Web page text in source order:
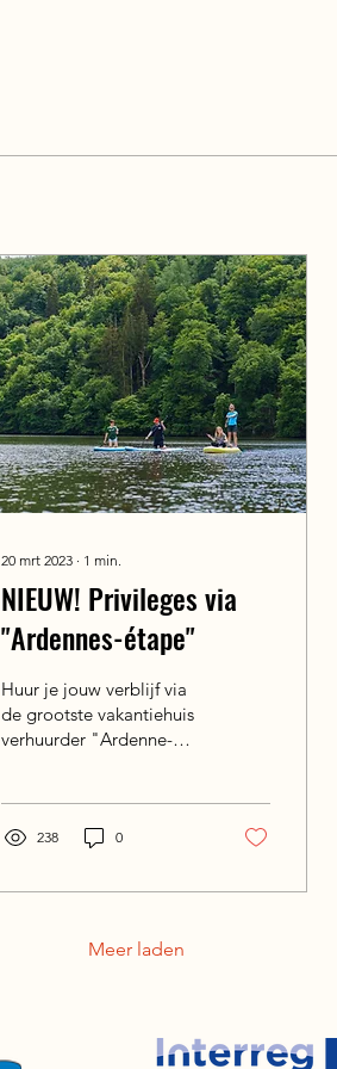
20 mrt 2023 ∙ 1 min.
NIEUW! Privileges via
"Ardennes-étape"
Huur je jouw verblijf via
de grootste vakantiehuis
verhuurder "Ardenne-
238 0
Meer laden